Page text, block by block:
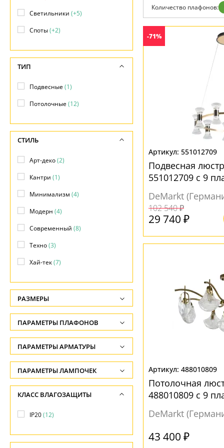
Отзывы
Дизайнерам
Контакты
Количество плафонов:
-71%
551012709
Подвесная
551012709 с 9
DeMarkt
102 540 ₽
29 740 ₽
488010809
Потолочная
488010809 с 9
DeMarkt
43 400 ₽
Светильники (+5)
Споты(+2)
ТИП
Подвесные(1)
Потолочные(12)
СТИЛЬ
Арт-деко(2)
Кантри (1)
Минимализм (4)
Модерн (4)
Современный (8)
Техно(3)
Хай-тек(7)
РАЗМЕРЫ
Высота, см
-
Длина подвеса, см
-
Ширина, см
-
Диаметр, см
ПАРАМЕТРЫ ПЛАФОНОВ
ФОРМА ПЛАФОНА
Декоративный(5)
Конусный(1)
Круг(5)
ПАРАМЕТРЫ АРМАТУРЫ
ЦВЕТ АРМАТУРЫ
Белый(1)
ПАРАМЕТРЫ ЛАМПОЧЕК
Количество ламп
-
Общая мощность ламп
-
КЛАСС ВЛАГОЗАЩИТЫ
IP20(12)